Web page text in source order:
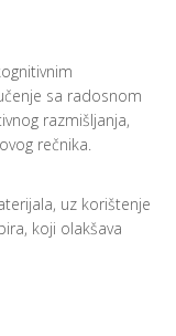
sa radosnom
razmišljanja,
rečnika.
uz korištenje
koji olakšava